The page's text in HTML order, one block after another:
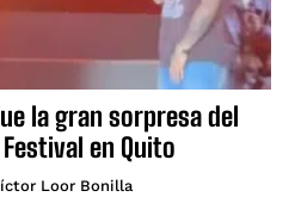
la gran sorpresa del
en Quito
Loor Bonilla